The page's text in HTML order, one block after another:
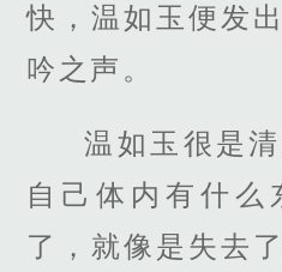
快，温如玉便发
吟之声。
温如玉很是
自己体内有什么
了，就像是失去